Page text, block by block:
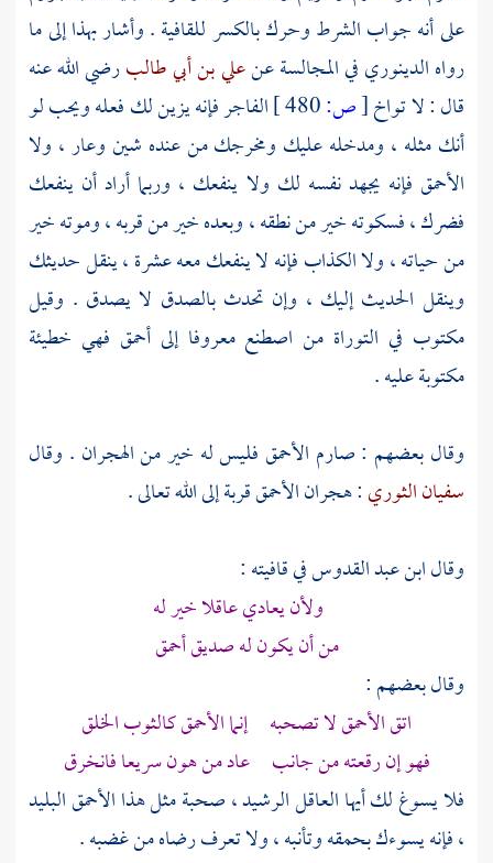
على أنه جواب الشرط وحرك بالكسر للقافية . وأشار بهذا إلى ما
رواهالدينوريفي المجالسة عنعلي بن أبي طالبرضي الله عنه
قال : لا تواخ[ص:
الفاجر فإنه يزين لك فعله ويحب لو
أنك مثله ، ومدخله عليك ومخرجك من عنده شين وعار ، ولا
الأحمق فإنه يجهد نفسه لك ولا ينفعك ، وربما أراد أن ينفعك
فضرك ، فسكوته خير من نطقه ، وبعده خير من قربه ، وموته خير
من حياته ، ولا الكذاب فإنه لا ينفعك معه عشرة ، ينقل حديثك
وينقل الحديث إليك ، وإن تحدث بالصدق لا يصدق . وقيل
مكتوب في التوراة من اصطنع معروفا إلى أحمق فهي خطيئة
مكتوبة عليه .
وقال بعضهم : صارم الأحمق فليس له خير من الهجران . وقال
سفيان الثوري: هجران الأحمق قربة إلى الله تعالى .
وقالابن عبد القدوسفي قافيته :
ولأن يعادي عاقلا خير له
من أن يكون له صديق أحمق
وقال بعضهم :
اتق الأحمق لا تصحبه إنما الأحمق كالثوب الخلق
فهو إن رقعته من جانب عاد من هون سريعا فانخرق
فلا يسوغ لك أيها العاقل الرشيد ، صحبة مثل هذا الأحمق البليد
، فإنه يسوءك بحمقه وتأنبه ، ولا تعرف رضاه من غضبه .